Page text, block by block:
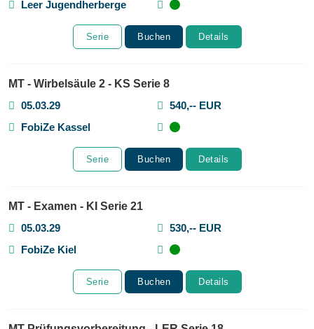
Leer Jugendherberge
Serie Buchen Details
MT - Wirbelsäule 2 - KS Serie 8
05.03.29
540,-- EUR
FobiZe Kassel
Serie Buchen Details
MT - Examen - KI Serie 21
05.03.29
530,-- EUR
FobiZe Kiel
Serie Buchen Details